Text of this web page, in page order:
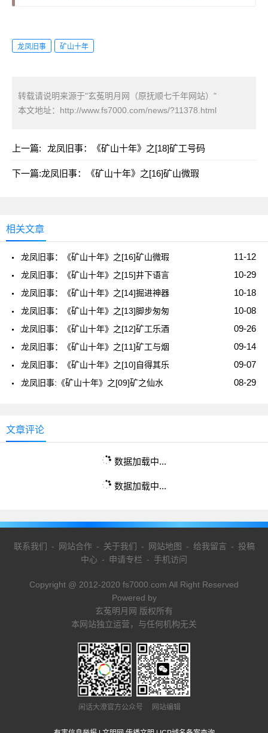
龙凤旧事 矿山十年
转载请说明来源于"玄菟明月网（原抚顺七千年网站）"
本文地址： http://www.fs7000.com/news/?11378.html
上一篇: 龙凤旧事：《矿山十年》之[18]矿工号码
下一篇:龙凤旧事：《矿山十年》之[16]矿山微瑕
相关文章
11-12
龙凤旧事：《矿山十年》之[16]矿山微瑕
10-29
龙凤旧事：《矿山十年》之[15]井下语言
10-18
龙凤旧事：《矿山十年》之[14]掘进神器
10-08
龙凤旧事：《矿山十年》之[13]脚步匆匆
09-26
龙凤旧事：《矿山十年》之[12]矿工乐酒
09-14
龙凤旧事：《矿山十年》之[11]矿工与烟
09-07
龙凤旧事：《矿山十年》之[10]自得其乐
08-29
龙凤旧事:《矿山十年》之[09]矿之仙水
文章评论
数据加载中...
数据加载中...
联系我们 - 网站合作- 关于我们 - 网站地图 - 给我留言 - 投稿
中心 - 申请专栏 - 手机访问
Copyright @ 2012-2020 fs7000.com All Right Reserved
Powered by
玄菟明月网 版权所有
本网站独立运营，与任何机构无关
闲话大潦官方公众号 网站编辑